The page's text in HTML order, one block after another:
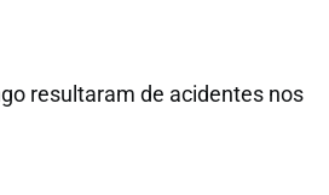
resultaram de acidentes nos